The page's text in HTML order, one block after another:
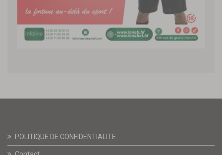
POLITIQUE DE CONFIDENTIALITE